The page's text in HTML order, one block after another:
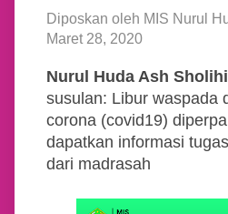
Diposkan oleh MIS Nurul
Maret 28, 2020
Nurul Huda Ash
susulan: Libur waspada
corona (covid19)
dapatkan informasi
dari madrasah